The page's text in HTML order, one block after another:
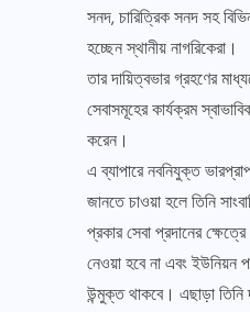
সনদ, চারিত্রিক সনদ সহ
হচ্ছেন স্থানীয় নাগরিকেরা।
তার দায়িত্বভার গ্রহণের
সেবাসমূহের কার্যক্রম
করেন।
এ ব্যাপারে নবনিযুক্ত
জানতে চাওয়া হলে তিনি
প্রকার সেবা প্রদানের
নেওয়া হবে না এবং
উন্মুক্ত থাকবে। এছাড়া তিনি